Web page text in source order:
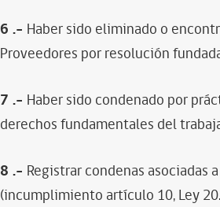
6 .- Haber sido eliminado o
Proveedores por resolución
7 .- Haber sido condenado por
derechos fundamentales del
8 .- Registrar condenas asociadas
(incumplimiento artículo 10, Ley